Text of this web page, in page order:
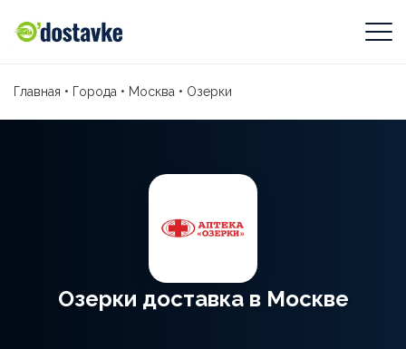
Главная • Города • Москва • Озерки
Озерки доставка в Москве